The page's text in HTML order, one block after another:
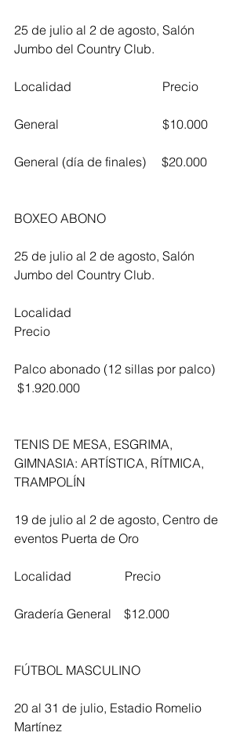
25 de julio al 2 de agosto, Salón
Jumbo del Country Club.
Localidad                             Precio
General                                 $10.000
General (día de finales)     $20.000
BOXEO ABONO
25 de julio al 2 de agosto, Salón
Jumbo del Country Club.
Localidad
Precio
Palco abonado (12 sillas por palco)
$1.920.000
TENIS DE MESA, ESGRIMA,
GIMNASIA: ARTÍSTICA, RÍTMICA,
TRAMPOLÍN
19 de julio al 2 de agosto, Centro de
eventos Puerta de Oro
Localidad                 Precio
Gradería General    $12.000
FÚTBOL MASCULINO
20 al 31 de julio, Estadio Romelio
Martínez